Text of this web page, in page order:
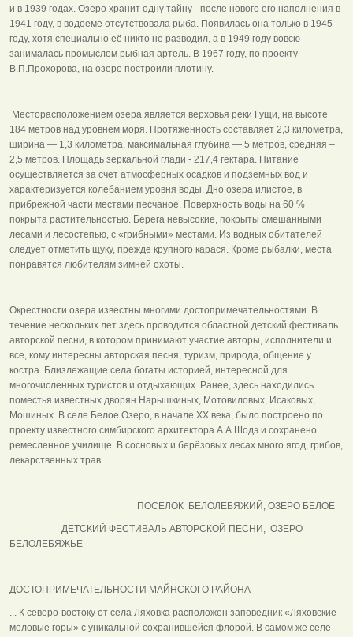
и в 1939 годах. Озеро хранит одну тайну - после нового его наполнения в
1941 году, в водоеме отсутствовала рыба. Появилась она только в 1945
году, хотя специально её никто не разводил, а в 1949 году вовсю
занималась промыслом рыбная артель. В 1967 году, по проекту
В.П.Прохорова, на озере построили плотину.
Месторасположением озера является верховья реки Гущи, на высоте
184 метров над уровнем моря. Протяженность составляет 2,3 километра,
ширина — 1,3 километра, максимальная глубина — 5 метров, средняя –
2,5 метров. Площадь зеркальной глади - 217,4 гектара. Питание
осуществляется за счет атмосферных осадков и подземных вод и
характеризуется колебанием уровня воды. Дно озера илистое, в
прибрежной части местами песчаное. Поверхность воды на 60 %
покрыта растительностью. Берега невысокие, покрыты смешанными
лесами и лесостепью, с «грибными» местами. Из водных обитателей
следует отметить щуку, прежде крупного карася. Кроме рыбалки, места
понравятся любителям зимней охоты.
Окрестности озера известны многими достопримечательностями. В
течение нескольких лет здесь проводится областной детский фестиваль
авторской песни, в котором принимают участие авторы, исполнители и
все, кому интересны авторская песня, туризм, природа, общение у
костра. Близлежащие села богаты историей, интересной для
многочисленных туристов и отдыхающих. Ранее, здесь находились
поместья известных дворян Нарышкиных, Мотовиловых, Исаковых,
Мошиных. В селе Белое Озеро, в начале XX века, было построено по
проекту известного симбирского архитектора А.А.Шодэ и сохранено
ремесленное училище. В сосновых и берёзовых лесах много ягод, грибов,
лекарственных трав.
ПОСЕЛОК БЕЛОЛЕБЯЖИЙ, ОЗЕРО БЕЛОЕ
ДЕТСКИЙ ФЕСТИВАЛЬ АВТОРСКОЙ ПЕСНИ, ОЗЕРО
БЕЛОЛЕБЯЖЬЕ
ДОСТОПРИМЕЧАТЕЛЬНОСТИ МАЙНСКОГО РАЙОНА
... К северо-востоку от села Ляховка расположен заповедник «Ляховские
меловые горы» с уникальной сохранившейся флорой. В самом же селе